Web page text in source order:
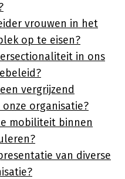
vrouwen in het
op te eisen?
in ons
vergrijzend
organisatie?
mobiliteit binnen
van diverse